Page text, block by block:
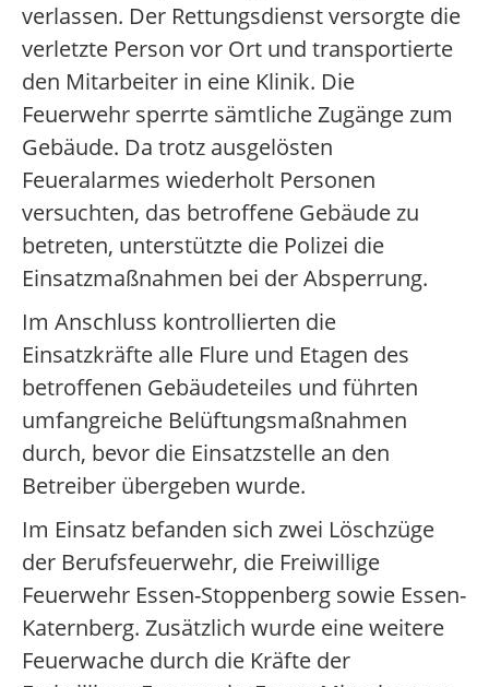
verlassen. Der Rettungsdienst versorgte die
verletzte Person vor Ort und transportierte
den Mitarbeiter in eine Klinik. Die
Feuerwehr sperrte sämtliche Zugänge zum
Gebäude. Da trotz ausgelösten
Feueralarmes wiederholt Personen
versuchten, das betroffene Gebäude zu
betreten, unterstützte die Polizei die
Einsatzmaßnahmen bei der Absperrung.
Im Anschluss kontrollierten die
Einsatzkräfte alle Flure und Etagen des
betroffenen Gebäudeteiles und führten
umfangreiche Belüftungsmaßnahmen
durch, bevor die Einsatzstelle an den
Betreiber übergeben wurde.
Im Einsatz befanden sich zwei Löschzüge
der Berufsfeuerwehr, die Freiwillige
Feuerwehr Essen-Stoppenberg sowie Essen-
Katernberg. Zusätzlich wurde eine weitere
Feuerwache durch die Kräfte der